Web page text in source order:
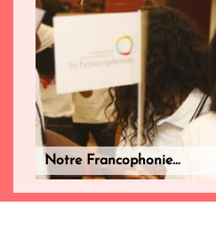
Notre Francophonie...